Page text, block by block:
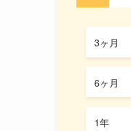
3ヶ月
6ヶ月
1年